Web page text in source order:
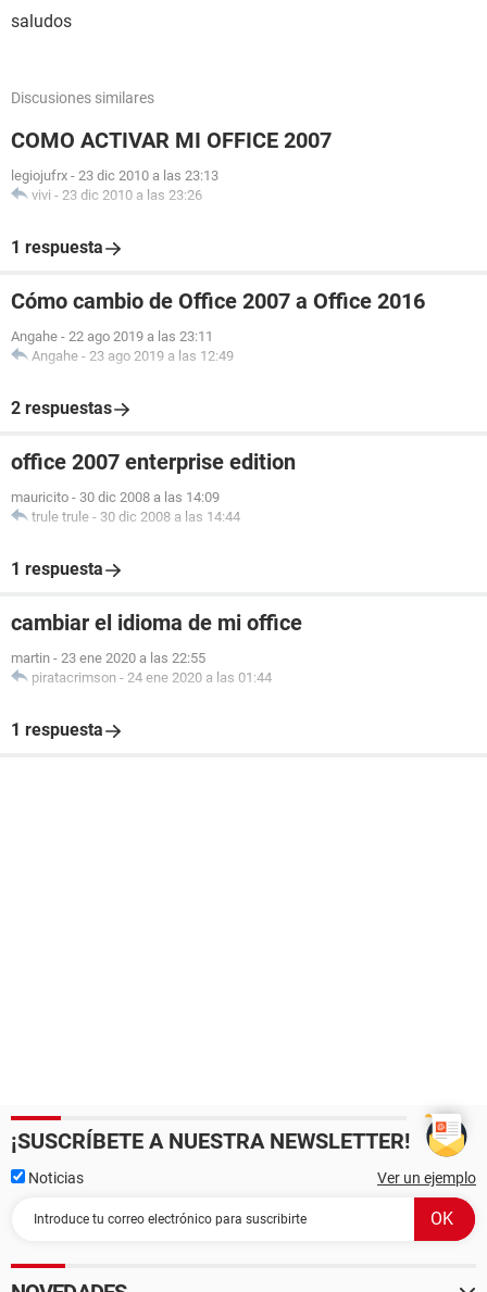
saludos
Discusiones similares
COMO ACTIVAR MI OFFICE 2007
legiojufrx - 23 dic 2010 a las 23:13
vivi - 23 dic 2010 a las 23:26
1 respuesta
Cómo cambio de Office 2007 a Office 2016
Angahe - 22 ago 2019 a las 23:11
Angahe - 23 ago 2019 a las 12:49
2 respuestas
office 2007 enterprise edition
mauricito - 30 dic 2008 a las 14:09
trule trule - 30 dic 2008 a las 14:44
1 respuesta
cambiar el idioma de mi office
martin - 23 ene 2020 a las 22:55
piratacrimson - 24 ene 2020 a las 01:44
1 respuesta
¡SUSCRÍBETE A NUESTRA NEWSLETTER!
Noticias Ver un ejemplo